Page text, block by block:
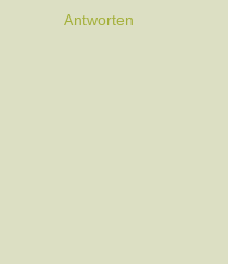
Antworten